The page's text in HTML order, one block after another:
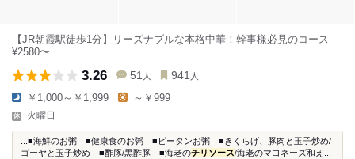
【JR朝霞駅徒歩1分】リーズナブルな本格中華！幹事様必見のコース
¥2580〜
3.26 51 人 941 人
￥1,000～￥1,999 ～￥999
火曜日
...■海鮮のお粥 ■健康食のお粥 ■ピータンお粥 ■きくらげ、豚肉と玉子炒め/
ゴーヤと玉子炒め ■酢豚/黒酢豚 ■海老のチリソース/海老のマヨネーズ和え...